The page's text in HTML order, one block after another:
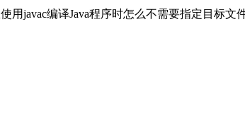
javac编译Java程序时怎么不需要指定目标文